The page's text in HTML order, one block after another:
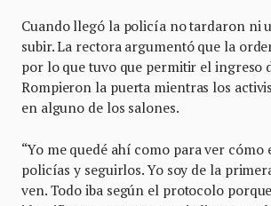
Cuando llegó la policía no tardaron ni
subir. La rectora argumentó que la
por lo que tuvo que permitir el ingreso
Rompieron la puerta mientras los
en alguno de los salones.
“Yo me quedé ahí como para ver cómo
policías y seguirlos. Yo soy de la
ven. Todo iba según el protocolo